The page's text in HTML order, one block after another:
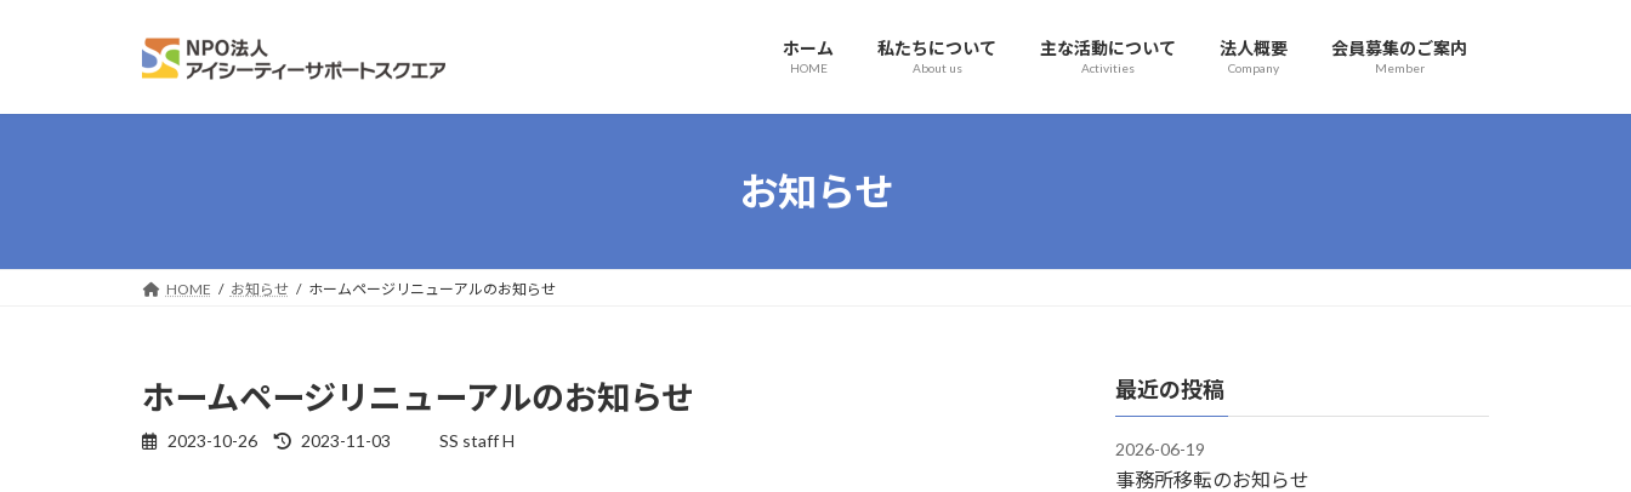
プ
動
ホーム
HOME
私たちについて
About us
主な活動について
Activities
法人概要
Company
会員募集のご案内
Member
お知らせ
HOME お知らせ ホームページリニューアルのお知らせ
ホームページリニューアルのお知らせ
2023-10-26
最
2023-11-03 SS staff H
最近の投稿
2026-06-19
事務所移転のお知らせ